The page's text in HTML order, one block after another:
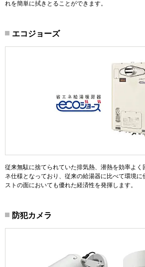
れを簡単に拭きとることができます。
エコジョーズ
従来無駄に捨てられていた排気熱、潜熱を効率よく
ネ仕様となっており、従来の給湯器に比べて環境に
ストの面においても優れた経済性を発揮します。
防犯カメラ